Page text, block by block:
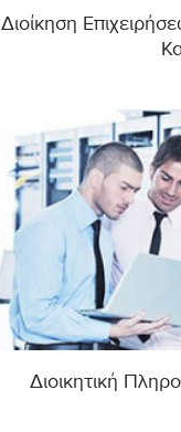
Διοίκηση
Διοικητική